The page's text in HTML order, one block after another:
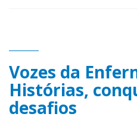
Vozes da
Histórias,
desafios